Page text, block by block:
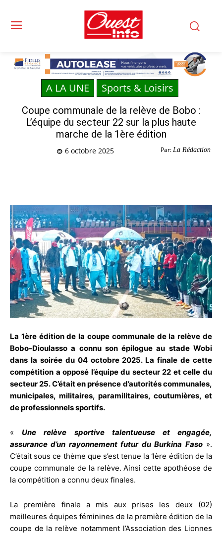
A LA UNE Sports & Loisirs
Coupe communale de la relève de Bobo :
L’équipe du secteur 22 sur la plus haute
marche de la 1ère édition
Par: La Rédaction
6 octobre 2025
La 1ère édition de la coupe communale de la relève de
Bobo-Dioulasso a connu son épilogue au stade Wobi
dans la soirée du 04 octobre 2025. La finale de cette
compétition a opposé l’équipe du secteur 22 et celle du
secteur 25. C’était en présence d’autorités communales,
municipales, militaires, paramilitaires, coutumières, et
de professionnels sportifs.
«Une relève sportive talentueuse et engagée,
assurance d’un rayonnement futur du Burkina Faso».
C’était sous ce thème que s’est tenue la 1ère édition de la
coupe communale de la relève. Ainsi cette apothéose de
la compétition a connu deux finales.
La première finale a mis aux prises les deux (02)
meilleures équipes féminines de la première édition de la
coupe de la relève notamment l’Association des Lionnes